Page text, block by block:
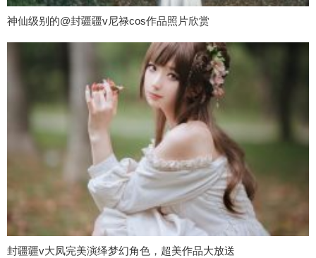
神仙级别的@封疆疆v尼禄cos作品照片欣赏
封疆疆v大凤完美演绎梦幻角色，超美作品大放送